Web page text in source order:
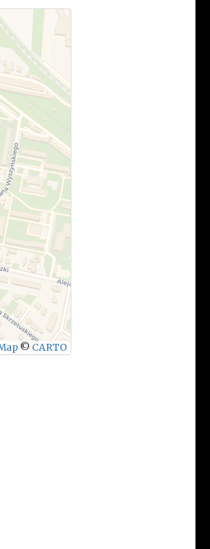
© CARTO